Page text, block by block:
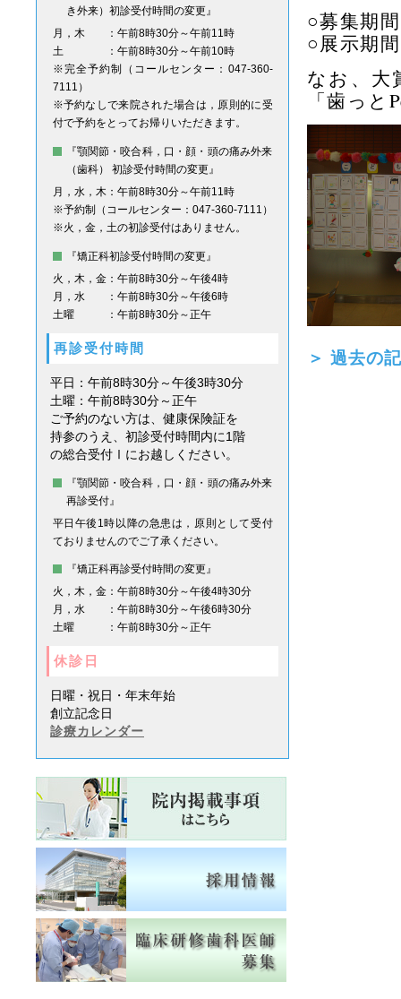
き外来）初診受付時間の変更』
月，木
：午前8時30分～午前11時
土
：午前8時30分～午前10時
※完全予約制（コールセンター：047-360-
7111）
※予約なしで来院された場合は，原則的に受
付で予約をとってお帰りいただきます。
『顎関節・咬合科，口・顔・頭の痛み外来
（歯科） 初診受付時間の変更』
月，水，木 ：午前8時30分～午前11時
※予約制（コールセンター：047-360-7111）
※火，金，土の初診受付はありません。
『矯正科初診受付時間の変更』
火，木，金：午前8時30分～午後4時
月，水
：午前8時30分～午後6時
土曜
：午前8時30分～正午
再診受付時間
平日：午前8時30分～午後3時30分
土曜：午前8時30分～正午
ご予約のない方は、健康保険証を
持参のうえ、初診受付時間内に1階
の総合受付Ⅰにお越しください。
『顎関節・咬合科，口・顔・頭の痛み外来
再診受付』
平日午後1時以降の急患は，原則として受付
ておりませんのでご了承ください。
『矯正科再診受付時間の変更』
火，木，金：午前8時30分～午後4時30分
月，水
：午前8時30分～午後6時30分
土曜
：午前8時30分～正午
休診日
日曜・祝日・年末年始
創立記念日
診療カレンダー
○募集期
○展示期
なお、大
「歯っ
＞ 過去の